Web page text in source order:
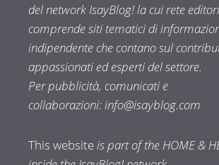
del network IsayBlog! la cui rete
comprende siti tematici di
indipendente che contano sul
appassionati ed esperti del settore.
Per pubblicità, comunicati e
collaborazioni:info@isayblog.com
This websiteis part of the HOME &